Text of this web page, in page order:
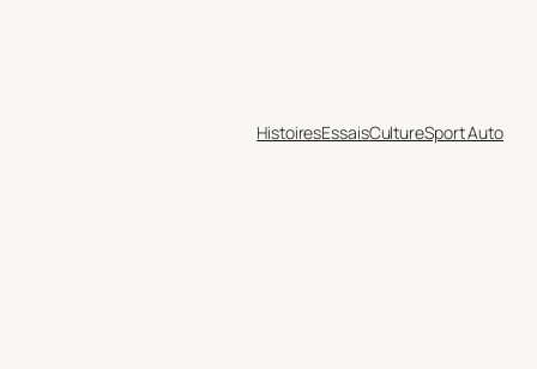
HistoiresEssaisCultureSport Auto